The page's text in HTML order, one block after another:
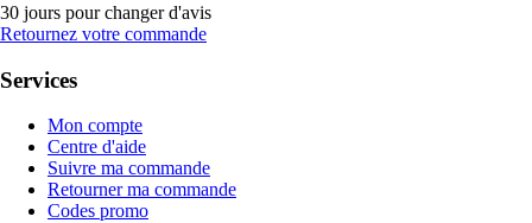
30 jours pour changer d'avis
Retournez votre commande
Services
Mon compte
Centre d'aide
Suivre ma commande
Retourner ma commande
Codes promo